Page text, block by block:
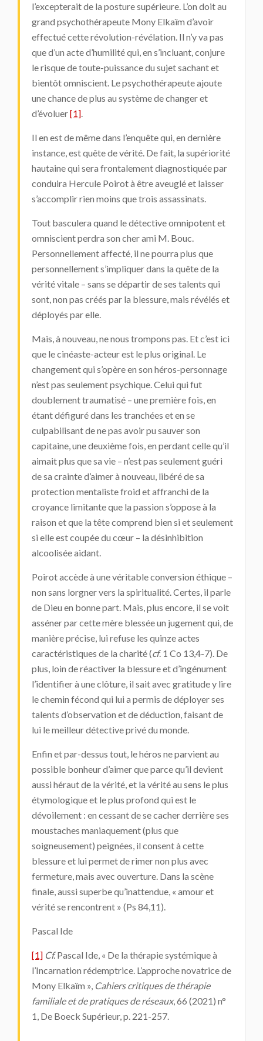
l’excepterait de la posture supérieure. L’on doit au
grand psychothérapeute Mony Elkaïm d’avoir
effectué cette révolution-révélation. Il n’y va pas
que d’un acte d’humilité qui, en s’incluant, conjure
le risque de toute-puissance du sujet sachant et
bientôt omniscient. Le psychothérapeute ajoute
une chance de plus au système de changer et
d’évoluer[1].
Il en est de même dans l’enquête qui, en dernière
instance, est quête de vérité. De fait, la supériorité
hautaine qui sera frontalement diagnostiquée par
conduira Hercule Poirot à être aveuglé et laisser
s’accomplir rien moins que trois assassinats.
Tout basculera quand le détective omnipotent et
omniscient perdra son cher ami M. Bouc.
Personnellement affecté, il ne pourra plus que
personnellement s’impliquer dans la quête de la
vérité vitale – sans se départir de ses talents qui
sont, non pas créés par la blessure, mais révélés et
déployés par elle.
Mais, à nouveau, ne nous trompons pas. Et c’est ici
que le cinéaste-acteur est le plus original. Le
changement qui s’opère en son héros-personnage
n’est pas seulement psychique. Celui qui fut
doublement traumatisé – une première fois, en
étant défiguré dans les tranchées et en se
culpabilisant de ne pas avoir pu sauver son
capitaine, une deuxième fois, en perdant celle qu’il
aimait plus que sa vie – n’est pas seulement guéri
de sa crainte d’aimer à nouveau, libéré de sa
protection mentaliste froid et affranchi de la
croyance limitante que la passion s’oppose à la
raison et que la tête comprend bien si et seulement
si elle est coupée du cœur – la désinhibition
alcoolisée aidant.
Poirot accède à une véritable conversion éthique –
non sans lorgner vers la spiritualité. Certes, il parle
de Dieu en bonne part. Mais, plus encore, il se voit
asséner par cette mère blessée un jugement qui, de
manière précise, lui refuse les quinze actes
caractéristiques de la charité (cf. 1 Co 13,4-7). De
plus, loin de réactiver la blessure et d’ingénument
l’identifier à une clôture, il sait avec gratitude y lire
le chemin fécond qui lui a permis de déployer ses
talents d’observation et de déduction, faisant de
lui le meilleur détective privé du monde.
Enfin et par-dessus tout, le héros ne parvient au
possible bonheur d’aimer que parce qu’il devient
aussi héraut de la vérité, et la vérité au sens le plus
étymologique et le plus profond qui est le
dévoilement : en cessant de se cacher derrière ses
moustaches maniaquement (plus que
soigneusement) peignées, il consent à cette
blessure et lui permet de rimer non plus avec
fermeture, mais avec ouverture. Dans la scène
finale, aussi superbe qu’inattendue, « amour et
vérité se rencontrent » (Ps 84,11).
Pascal Ide
[1] Cf.Pascal Ide, « De la thérapie systémique à
l’Incarnation rédemptrice. L’approche novatrice de
Mony Elkaïm », Cahiers critiques de thérapie
familiale et de pratiques de réseaux, 66 (2021) n°
1, De Boeck Supérieur, p. 221-257.